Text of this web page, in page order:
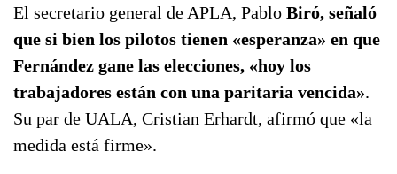
El secretario general de APLA, Pablo Biró, señaló
que si bien los pilotos tienen «esperanza» en que
Fernández gane las elecciones, «hoy los
trabajadores están con una paritaria vencida».
Su par de UALA, Cristian Erhardt, afirmó que «la
medida está firme».